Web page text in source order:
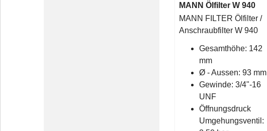
MANN Ölfilter W 940
MANN FILTER Ölfilter /
Anschraubfilter W 940
Gesamthöhe: 142
mm
Ø - Aussen: 93 mm
Gewinde: 3/4"-16
UNF
Öffnungsdruck
Umgehungsventil: